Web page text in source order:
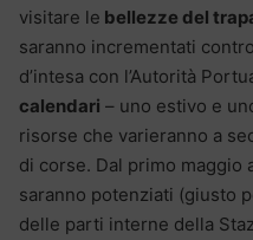
visitare le bellezze del
saranno incrementati
d’intesa con l’Autorità
calendari – uno estivo e
risorse che varieranno a
di corse. Dal primo maggio
saranno potenziati (giusto
delle parti interne della